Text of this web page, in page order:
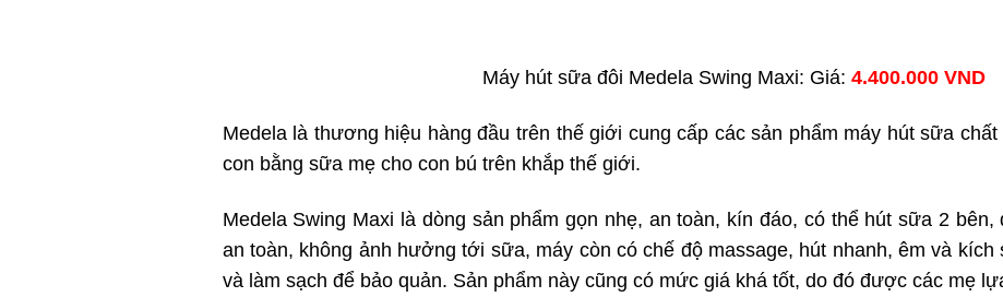
Máy hút sữa đôi Medela Swing Maxi: Giá: 4.400.000 VND
Medela là thương hiệu hàng đầu trên thế giới cung cấp các sản phẩm máy hút sữa
con bằng sữa mẹ cho con bú trên khắp thế giới.
Medela Swing Maxi là dòng sản phẩm gọn nhẹ, an toàn, kín đáo, có thể hút sữa 2
an toàn, không ảnh hưởng tới sữa, máy còn có chế độ massage, hút nhanh, êm và
và làm sạch để bảo quản. Sản phẩm này cũng có mức giá khá tốt, do đó được các mẹ